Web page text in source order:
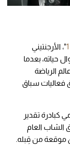
"، الأرجنتيني
حياته، بعدما
الرياضة
فعاليات سباق
كبادرة تقدير
الشاب العام
موقعة من قِبله.